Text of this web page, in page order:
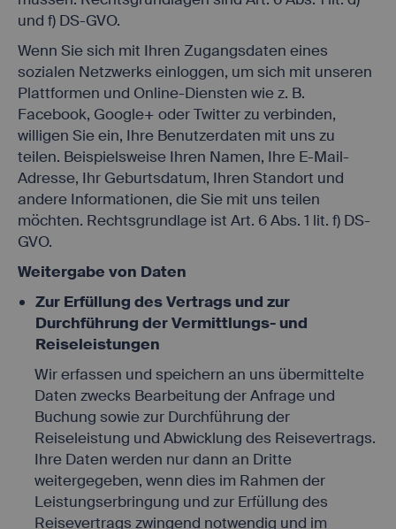
und f) DS-GVO.
Wenn Sie sich mit Ihren Zugangsdaten eines
sozialen Netzwerks einloggen, um sich mit unseren
Plattformen und Online-Diensten wie z. B.
Facebook, Google+ oder Twitter zu verbinden,
willigen Sie ein, Ihre Benutzerdaten mit uns zu
teilen. Beispielsweise Ihren Namen, Ihre E-Mail-
Adresse, Ihr Geburtsdatum, Ihren Standort und
andere Informationen, die Sie mit uns teilen
möchten. Rechtsgrundlage ist Art. 6 Abs. 1 lit. f) DS-
GVO.
Weitergabe von Daten
Zur Erfüllung des Vertrags und zur
Durchführung der Vermittlungs- und
Reiseleistungen
Wir erfassen und speichern an uns übermittelte
Daten zwecks Bearbeitung der Anfrage und
Buchung sowie zur Durchführung der
Reiseleistung und Abwicklung des Reisevertrags.
Ihre Daten werden nur dann an Dritte
weitergegeben, wenn dies im Rahmen der
Leistungserbringung und zur Erfüllung des
Reisevertrags zwingend notwendig und im